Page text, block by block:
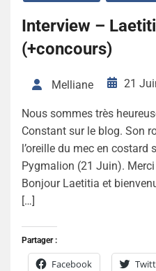
Interview –
(+concours)
Melliane 21
Nous sommes très
Constant sur le blog. Son
l’oreille du mec en costard
Pygmalion (21 Juin).
Bonjour Laetitia et
[…]
Partager :
Facebook